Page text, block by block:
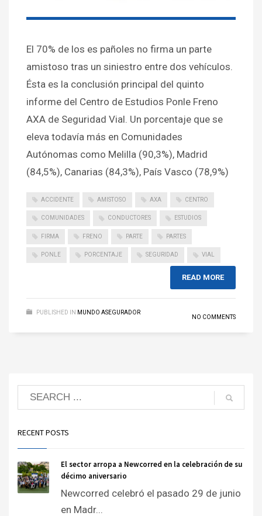
El 70% de los es pañoles no firma un parte
amistoso tras un siniestro entre dos vehículos.
Ésta es la conclusión principal del quinto
informe del Centro de Estudios Ponle Freno
AXA de Seguridad Vial. Un porcentaje que se
eleva todavía más en Comunidades
Autónomas como Melilla (90,3%), Madrid
(84,5%), Canarias (84,3%), País Vasco (78,9%)
ACCIDENTE AMISTOSO AXA CENTRO
COMUNIDADES CONDUCTORES ESTUDIOS
FIRMA FRENO PARTE PARTES
PONLE PORCENTAJE SEGURIDAD VIAL
READ MORE
PUBLISHED IN MUNDO ASEGURADOR
NO COMMENTS
RECENT POSTS
El sector arropa a Newcorred en la celebración de su
décimo aniversario
Newcorred celebró el pasado 29 de junio
en Madr...